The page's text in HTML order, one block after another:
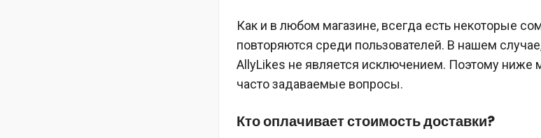
Как и в любом магазине, всегда есть некоторые
повторяются среди пользователей. В нашем
AllyLikes не является исключением. Поэтому ниже
часто задаваемые вопросы.
Кто оплачивает стоимость доставки?